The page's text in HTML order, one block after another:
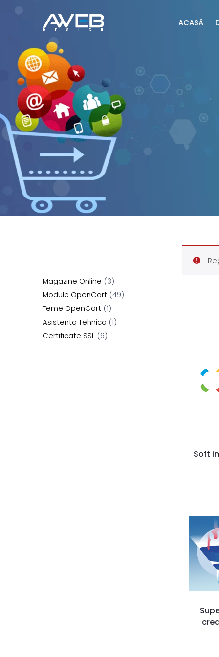
ACASĂ
Soft
Magazine Online
3
Module OpenCart 49
Teme OpenCart 1
Asistenta Tehnica 1
Certificate SSL 6